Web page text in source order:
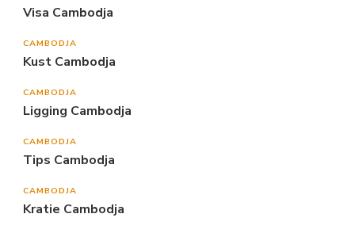
Visa Cambodja
CAMBODJA
Kust Cambodja
CAMBODJA
Ligging Cambodja
CAMBODJA
Tips Cambodja
CAMBODJA
Kratie Cambodja